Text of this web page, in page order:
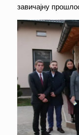
завичајну